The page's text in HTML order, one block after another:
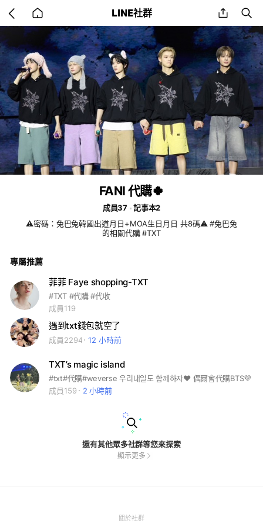
back
to
home
LINE社群 share
FANI 代購🍀
成員37
記事本2
⚠️密碼：兔巴兔韓國出道月日+MOA生日月日 共8碼⚠️ #兔巴兔
的相關代購 #TXT
專屬推薦
菲菲 Faye shopping-TXT
#TXT #代購 #代收
成員119
遇到txt錢包就空了
成員2294 12 小時前
TXT’s magic island
#txt#代購#weverse 우리내일도 함께하자❤️ 偶爾會代購BTS💜
成員159
2 小時前
還有其他眾多社群等您來探索
顯示更多
關於社群(Open